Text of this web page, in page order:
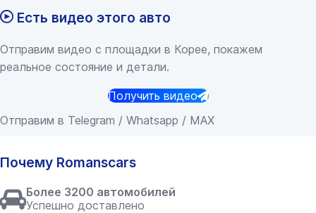
Есть видео этого авто
Отправим видео с площадки в Корее, покажем
реальное состояние и детали.
Получить видео
Отправим в Telegram / Whatsapp / MAX
Почему Romanscars
Более 3200 автомобилей
Успешно доставлено